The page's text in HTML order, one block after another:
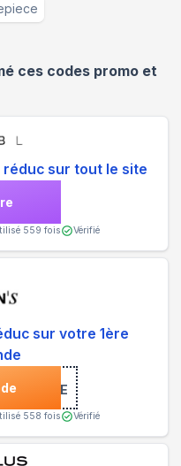
ces codes promo et
réduc sur tout le site
559 fois Vérifié
sur votre 1ère
***COME
558 fois Vérifié